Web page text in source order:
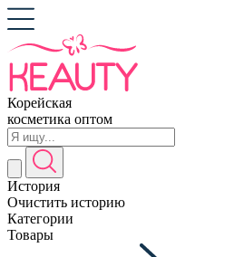
Корейская
косметика оптом
История
Очистить историю
Категории
Товары